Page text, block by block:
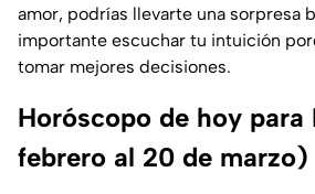
amor, podrías llevarte una sorpresa
importante escuchar tu intuición
tomar mejores decisiones.
Horóscopo de hoy para
febrero al 20 de marzo)